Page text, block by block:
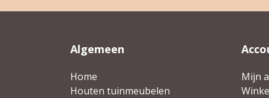
Algemeen
Home
Houten tuinmeubelen
Mijn